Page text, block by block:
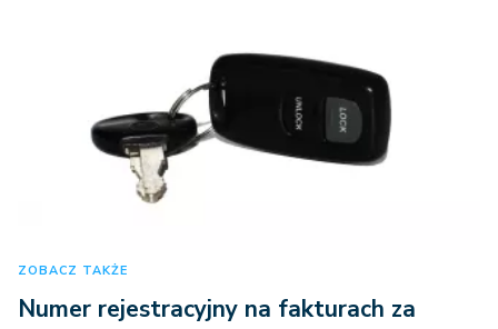
ZOBACZ TAKŻE
Numer rejestracyjny na fakturach za